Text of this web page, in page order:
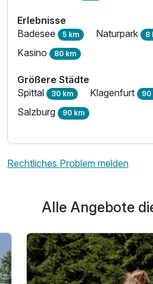
Erlebnisse
Badesee 5 km Naturpark 8
Kasino 80 km
Größere Städte
Spittal 30 km Klagenfurt 90
Salzburg 90 km
Rechtliches Problem melden
Alle Angebote